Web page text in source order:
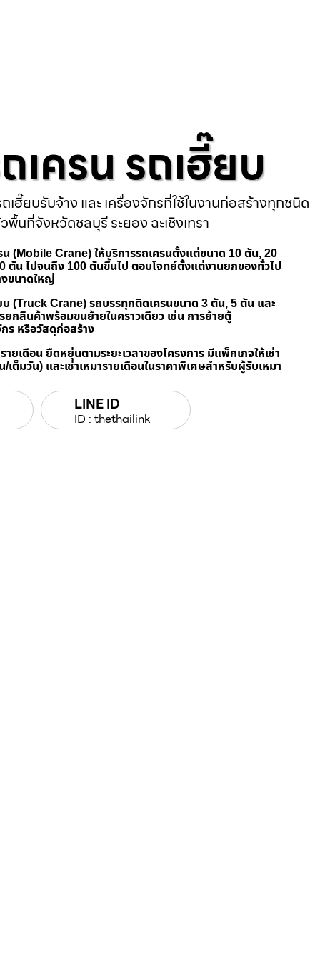
เครน รถเฮี๊ยบ
ถเฮี๊ยบรับจ้าง และ เครื่องจักรที่ใช้ในงานก่อสร้างทุกชนิด
พื้นที่จังหวัดชลบุรี ระยอง ฉะเชิงเทรา
น (Mobile Crane) ให้บริการรถเครนตั้งแต่ขนาด 10 ตัน, 20
ตัน ไปจนถึง 100 ตันขึ้นไป ตอบโจทย์ตั้งแต่งานยกของทั่วไป
ขนาดใหญ่
บ (Truck Crane) รถบรรทุกติดเครนขนาด 3 ตัน, 5 ตัน และ
ยกสินค้าพร้อมขนย้ายในคราวเดียว เช่น การย้ายตู้
ร หรือวัสดุก่อสร้าง
ายเดือน ยืดหยุ่นตามระยะเวลาของโครงการ มีแพ็กเกจให้เช่า
ต็มวัน) และเช่าเหมารายเดือนในราคาพิเศษสำหรับผู้รับเหมา
LINE ID
ID : thethailink